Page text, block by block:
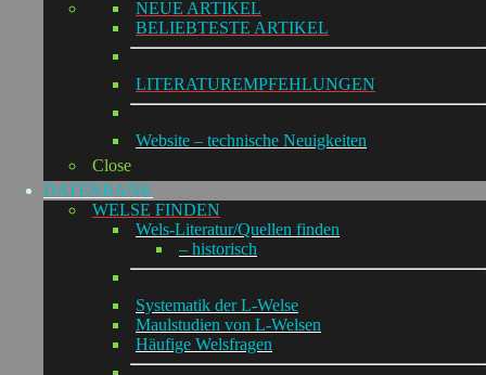
NEUE ARTIKEL
BELIEBTESTE ARTIKEL
LITERATUREMPFEHLUNGEN
Website – technische Neuigkeiten
Close
DATENBANK
WELSE FINDEN
Wels-Literatur/Quellen finden
– historisch
Systematik der L-Welse
Maulstudien von L-Welsen
Häufige Welsfragen